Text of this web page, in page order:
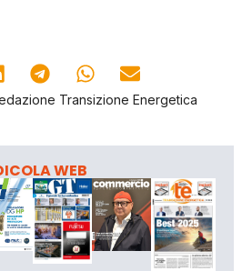
Transizione Energetica
WEB